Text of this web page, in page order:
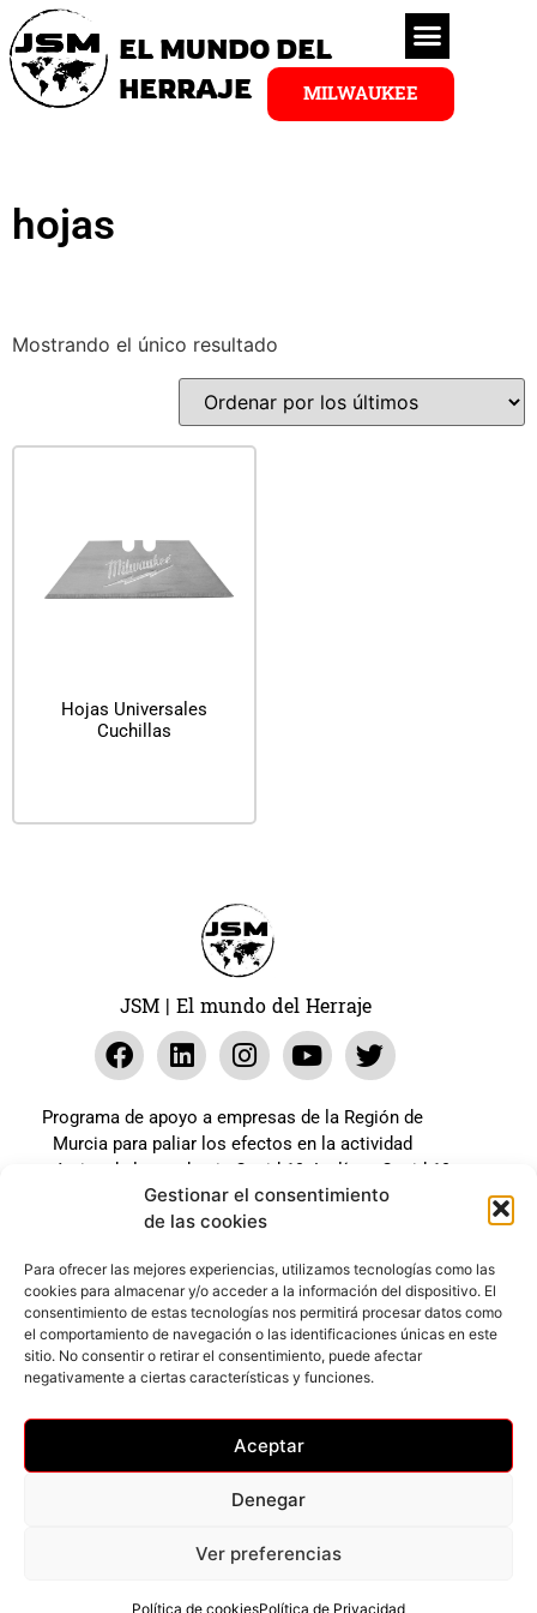
Gestionar el consentimiento
de las cookies
Para ofrecer las mejores experiencias, utilizamos tecnologías como las
cookies para almacenar y/o acceder a la información del dispositivo. El
consentimiento de estas tecnologías nos permitirá procesar datos como
el comportamiento de navegación o las identificaciones únicas en este
sitio. No consentir o retirar el consentimiento, puede afectar
negativamente a ciertas características y funciones.
Aceptar
Denegar
Ver preferencias
Política de cookiesPolítica de Privacidad
EL MUNDO DEL
HERRAJE
MILWAUKEE
hojas
Mostrando el único resultado
Hojas Universales
Cuchillas
JSM | El mundo del Herraje
Programa de apoyo a empresas de la Región de
Murcia para paliar los efectos en la actividad
económica de la pandemia Covid-19. La línea Covid-19
coste cero cofinanciada por la unión europea.
Expediente: 2020.07.COSI.0483
Web desarrollada gracias al Programa Kit Digital
Cofinanciado por los Fondos Next Generation (EU) del
–Accesibilidad–Cookies
© Todos los derechos reservados